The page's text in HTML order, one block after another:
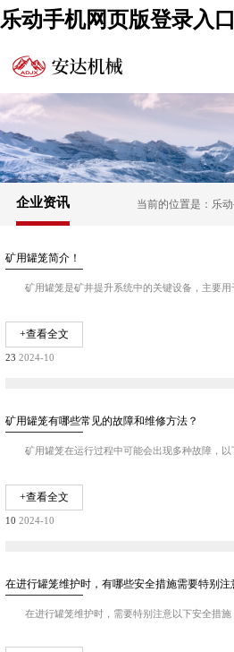
乐动手机网页版登录入口
企业资讯 当前的位置是： 乐
矿用罐笼简介！
+查看全文
23 2024-10
矿用罐笼有哪些常见的故障和维修方法？
+查看全文
10 2024-10
在进行罐笼维护时，有哪些安全措施需要特别注